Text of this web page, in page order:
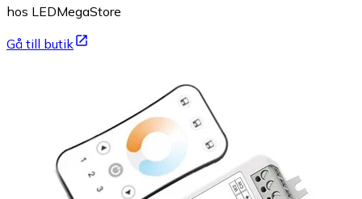
hos LEDMegaStore
Gå till butik